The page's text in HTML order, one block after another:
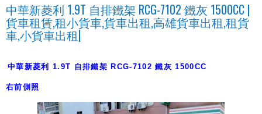
中華新菱利 1.9T 自排鐵架 RCG-7102 鐵灰 1500CC |
貨車租賃,租小貨車,貨車出租,高雄貨車出租,租貨
車,小貨車出租|
中華新菱利 1.9T 自排鐵架 RCG-7102 鐵灰 1500CC
右前側照